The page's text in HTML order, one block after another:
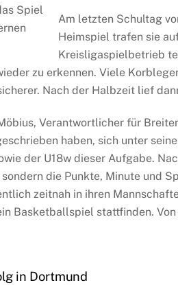
Spiel
Am letzten Schultag
Heimspiel trafen sie
Kreisligaspielbetrieb
zu erkennen. Viele
Nach der Halbzeit lief
Verantwortlicher für
haben, sich unter
der U18w dieser Aufgabe.
die Punkte, Minute und
zeitnah in ihren
Basketballspiel stattfinden.
in Dortmund